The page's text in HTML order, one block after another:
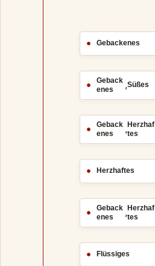
Gebackenes
Geback
enes
,Süßes
Geback
enes
,Herzhaf
tes
Herzhaftes
Geback
enes
,Herzhaf
tes
Flüssiges